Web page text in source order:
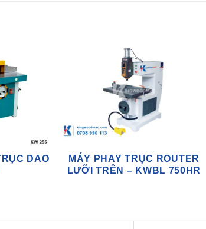
DAO
MÁY PHAY TRỤC ROUTER
LƯỠI TRÊN – KWBL 750HR